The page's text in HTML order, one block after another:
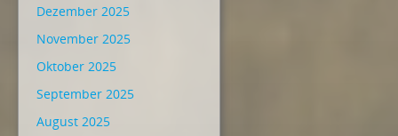
Dezember 2025
November 2025
Oktober 2025
September 2025
August 2025